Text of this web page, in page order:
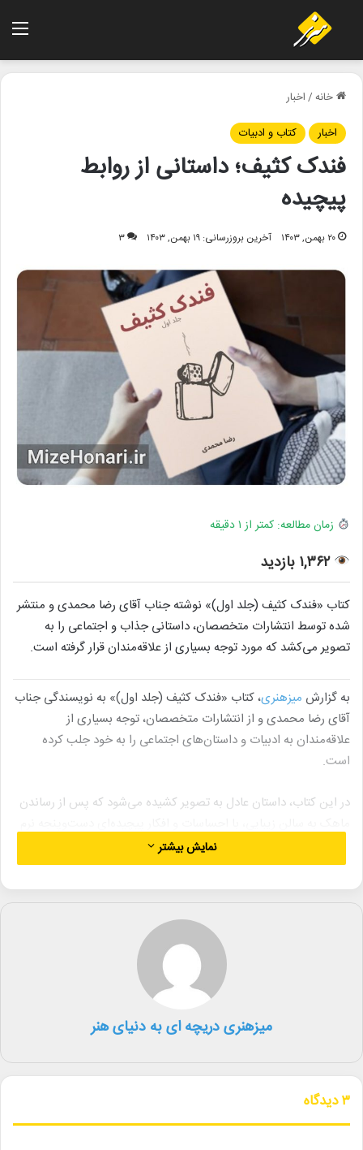
خانه/اخبار
اخبار
کتاب و ادبیات
فندک کثیف؛ داستانی از روابط
پیچیده
۲۰ بهمن, ۱۴۰۳ آخرین بروزرسانی: ۱۹ بهمن, ۱۴۰۳ ۳
زمان مطالعه: کمتر از ۱ دقیقه
۱,۳۶۲ بازدید
کتاب «فندک کثیف (جلد اول)» نوشته جناب آقای رضا محمدی و منتشر
شده توسط انتشارات متخصصان، داستانی جذاب و اجتماعی را به
تصویر می‌کشد که مورد توجه بسیاری از علاقه‌مندان قرار گرفته است.
به گزارش میزهنری، کتاب «فندک کثیف (جلد اول)» به نویسندگی جناب
آقای رضا محمدی و از انتشارات متخصصان، توجه بسیاری از
علاقه‌مندان به ادبیات و داستان‌های اجتماعی را به خود جلب کرده
است.
در این کتاب، داستان عادل به تصویر کشیده می‌شود که پس از رساندن
می‌کند. عدم دریافت کرایه و برخورد ماهک باعث می‌شود عادل به تحلیل
رفتار و واکنش‌های خود نسبت به زنان و جامعه بپردازد. این داستان با
قلم روان و سبک خاص نویسنده، توانسته است مخاطبان زیادی را به
خود جذب کند و جایگاه ویژه‌ای در ادبیات معاصر ایران پیدا کند.
کتاب «فندک کثیف (جلد اول)» با ارائه دیدگاه‌های جدید و نقدهای
اجتماعی، فرصتی برای تفکر و تأمل در مورد مسائل روزمره و روابط
انسانی فراهم می‌آورد. این کتاب توصیه‌ای عالی برای علاقه‌مندان به
لینک خبر
نمایش بیشتر
میزهنری دریچه ای به دنیای هنر
۳ دیدگاه